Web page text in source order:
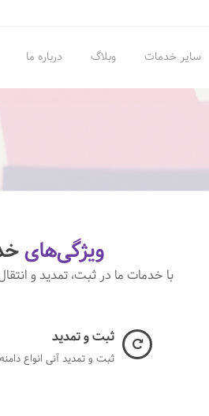
سایر خدمات وبلاگ درباره ما
ویژگی‌های
با خدمات ما در ثبت، تمدید و
ثبت و تمدید
ثبت و تمدید آنی انواع دامنه